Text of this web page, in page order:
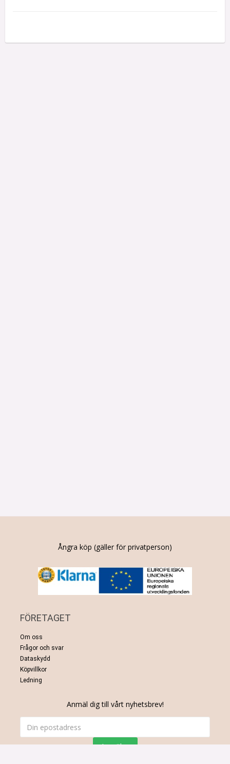
Ångra köp (gäller för privatperson)
FÖRETAGET
Om oss
Frågor och svar
Dataskydd
Köpvillkor
Ledning
Anmäl dig till vårt nyhetsbrev!
Anmälan